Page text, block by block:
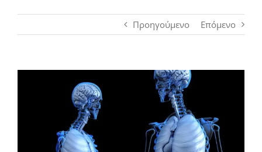
Προηγούμενο Επόμενο